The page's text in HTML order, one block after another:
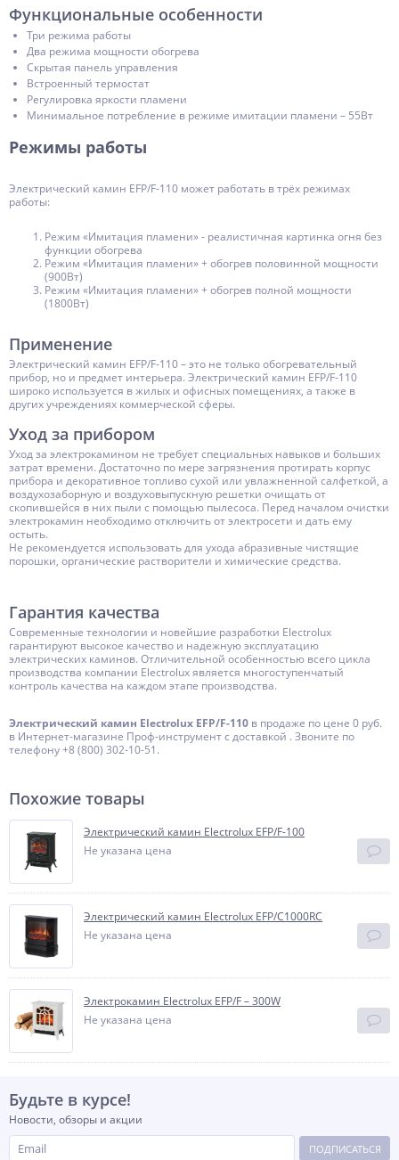
Функциональные особенности
Три режима работы
Два режима мощности обогрева
Скрытая панель управления
Встроенный термостат
Регулировка яркости пламени
Минимальное потребление в режиме имитации пламени – 55Вт
Режимы работы
Электрический камин EFP/F-110 может работать в трёх режимах
работы:
Режим «Имитация пламени» - реалистичная картинка огня без
функции обогрева
Режим «Имитация пламени» + обогрев половинной мощности
(900Вт)
Режим «Имитация пламени» + обогрев полной мощности
(1800Вт)
Применение
Электрический камин EFP/F-110 – это не только обогревательный
прибор, но и предмет интерьера. Электрический камин EFP/F-110
широко используется в жилых и офисных помещениях, а также в
других учреждениях коммерческой сферы.
Уход за прибором
Уход за электрокамином не требует специальных навыков и больших
затрат времени. Достаточно по мере загрязнения протирать корпус
прибора и декоративное топливо сухой или увлажненной салфеткой, а
воздухозаборную и воздуховыпускную решетки очищать от
скопившейся в них пыли с помощью пылесоса. Перед началом очистки
электрокамин необходимо отключить от электросети и дать ему
остыть.
Не рекомендуется использовать для ухода абразивные чистящие
порошки, органические растворители и химические средства.
Гарантия качества
Современные технологии и новейшие разработки Electrolux
гарантируют высокое качество и надежную эксплуатацию
электрических каминов. Отличительной особенностью всего цикла
производства компании Electrolux является многоступенчатый
контроль качества на каждом этапе производства.
Электрический камин Electrolux EFP/F-110 в продаже по цене 0 руб.
в Интернет-магазине Проф-инструмент с доставкой . Звоните по
телефону +8 (800) 302-10-51.
Похожие товары
Электрический камин Electrolux EFP/F-100
Не указана цена
Электрический камин Electrolux EFP/C1000RC
Не указана цена
Электрокамин Electrolux EFP/F – 300W
Не указана цена
Будьте в курсе!
Новости, обзоры и акции
ПОДПИСАТЬСЯ